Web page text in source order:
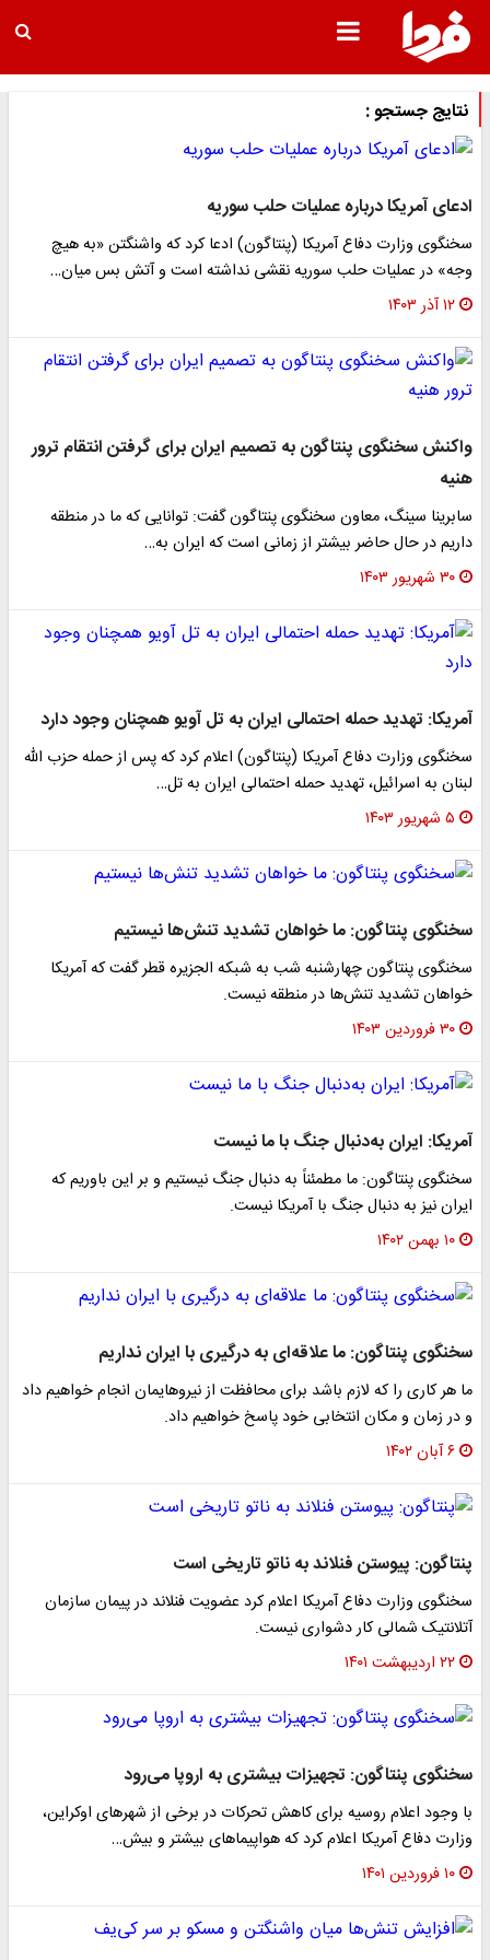
نتایج جستجو :
ادعای آمریکا درباره عملیات حلب سوریه
سخنگوی وزارت دفاع آمریکا (پنتاگون) ادعا کرد که واشنگتن «به هیچ
وجه» در عملیات حلب سوریه نقشی نداشته است و آتش بس میان…
۱۲ آذر ۱۴۰۳
واکنش سخنگوی پنتاگون به تصمیم ایران برای گرفتن انتقام ترور
هنیه
سابرینا سینگ، معاون سخنگوی پنتاگون گفت: توانایی که ما در منطقه
داریم در حال حاضر بیشتر از زمانی است که ایران به…
۳۰ شهریور ۱۴۰۳
آمریکا: تهدید حمله احتمالی ایران به تل آویو همچنان وجود دارد
سخنگوی وزارت دفاع آمریکا (پنتاگون) اعلام کرد که پس از حمله حزب الله
لبنان به اسرائیل، تهدید حمله احتمالی ایران به تل…
۵ شهریور ۱۴۰۳
سخنگوی پنتاگون: ما خواهان تشدید تنش‌ها نیستیم
سخنگوی پنتاگون چهارشنبه شب به شبکه الجزیره قطر گفت که آمریکا
خواهان تشدید تنش‌ها در منطقه نیست.
۳۰ فروردین ۱۴۰۳
آمریکا: ایران به‌دنبال جنگ با ما نیست
سخنگوی پنتاگون: ما مطمئناً به دنبال جنگ نیستیم و بر این باوریم که
ایران نیز به دنبال جنگ با آمریکا نیست.
۱۰ بهمن ۱۴۰۲
سخنگوی پنتاگون: ما علاقه‌ای به درگیری با ایران نداریم
ما هر کاری را که لازم باشد برای محافظت از نیروهایمان انجام خواهیم داد
و در زمان و مکان انتخابی خود پاسخ خواهیم داد.
۶ آبان ۱۴۰۲
پنتاگون: پیوستن فنلاند به ناتو تاریخی است
سخنگوی وزارت دفاع آمریکا اعلام کرد عضویت فنلاند در پیمان سازمان
آتلانتیک شمالی کار دشواری نیست.
۲۲ اردیبهشت ۱۴۰۱
سخنگوی پنتاگون: تجهیزات بیشتری به اروپا می‌رود
با وجود اعلام روسیه برای کاهش تحرکات در برخی از شهرهای اوکراین،
وزارت دفاع آمریکا اعلام کرد که هواپیماهای بیشتر و بیش…
۱۰ فروردین ۱۴۰۱